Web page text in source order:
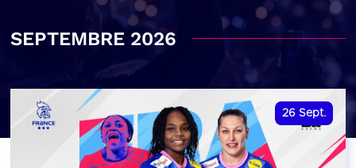
SEPTEMBRE 2026
26 Sept.